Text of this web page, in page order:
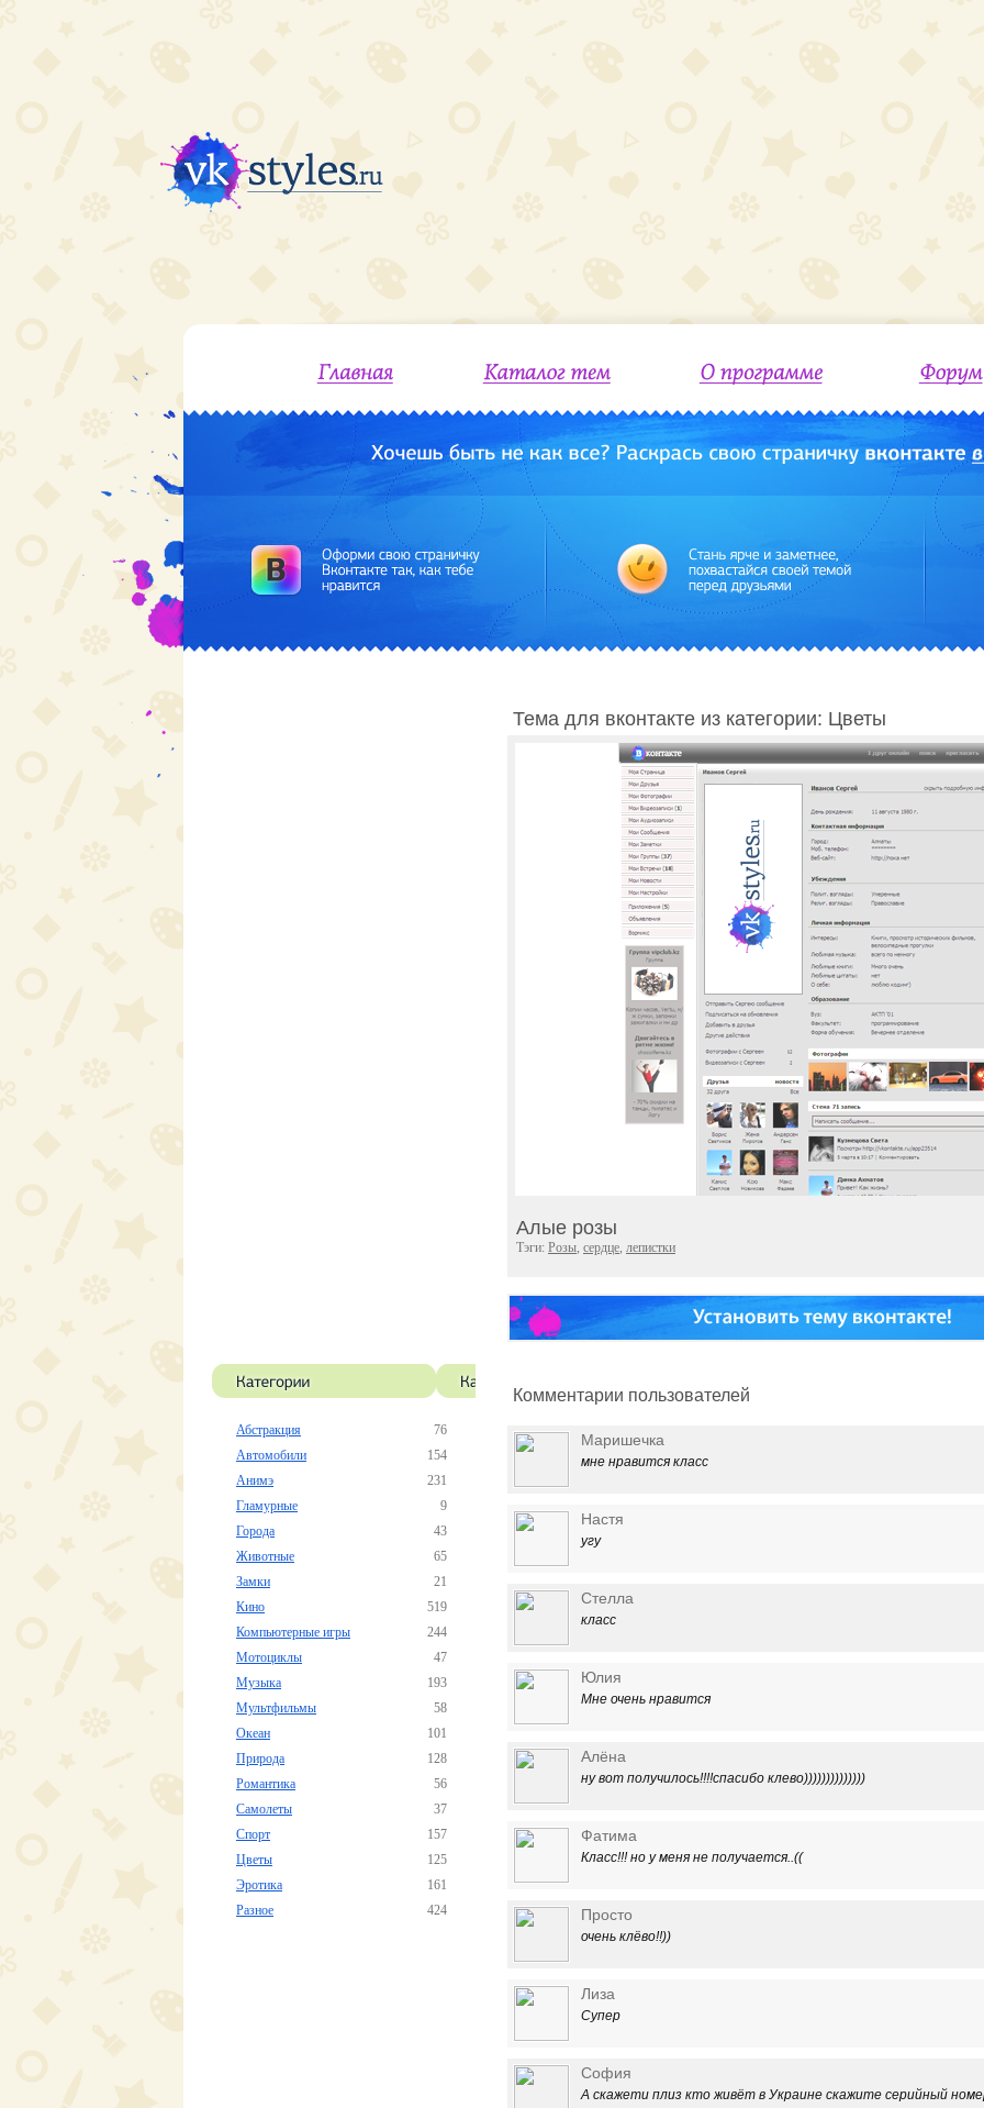
Абстракция
76
Автомобили
154
Анимэ
231
Гламурные
9
Города
43
Животные
65
Замки
21
Кино
519
Компьютерные игры
244
Мотоциклы
47
Музыка
193
Мультфильмы
58
Океан
101
Природа
128
Романтика
56
Самолеты
37
Спорт
157
Цветы
125
Эротика
161
Разное
424
Тема для вконтакте из категории: Цветы
Алые розы
Тэги: Розы, сердце, лепистки
Комментарии пользователей
Маришечка
мне нравится класс
Настя
угу
Стелла
класс
Юлия
Мне очень нравится
Алёна
ну вот получилось!!!!спасибо клево))))))))))))))
Фатима
Класс!!! но у меня не получается..((
Просто
очень клёво!!))
Лиза
Супер
София
А скажети плиз кто живёт в Украине скажите серийный